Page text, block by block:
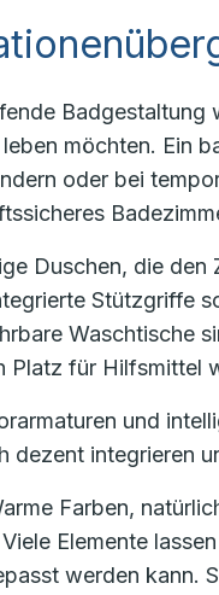
möchten. Ein
oder bei
Duschen, die
Stützgriffe
Waschtische
Platz für Hilfsmittel
und
dezent integrieren
Farben,
Elemente
werden kann.